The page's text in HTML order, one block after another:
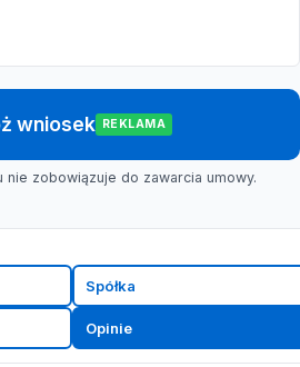
wniosek REKLAMA
nie zobowiązuje do zawarcia umowy.
Spółka
Opinie